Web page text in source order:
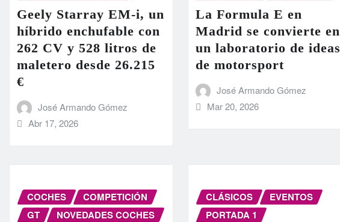
Geely Starray EM-i, un
híbrido enchufable con
262 CV y 528 litros de
maletero desde 26.215
€
José Armando Gómez
Abr 17, 2026
La Formula E en
Madrid se convierte en
un laboratorio de ideas
de motorsport
José Armando Gómez
Mar 20, 2026
COCHES
COMPETICIÓN
GT
NOVEDADES COCHES
CLÁSICOS
EVENTOS
PORTADA 1